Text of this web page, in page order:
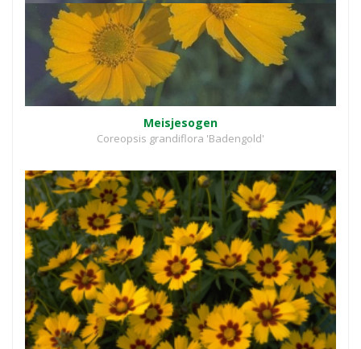
Meisjesogen
Coreopsis grandiflora 'Badengold'